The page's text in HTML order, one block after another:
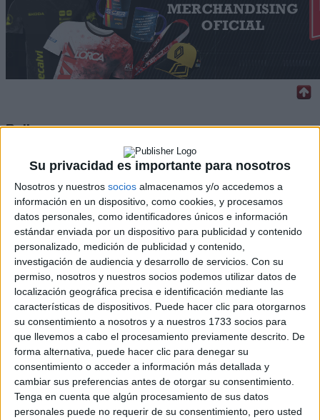
Su privacidad es importante para nosotros
Nosotros y nuestros socios almacenamos y/o accedemos a
información en un dispositivo, como cookies, y procesamos
datos personales, como identificadores únicos e información
estándar enviada por un dispositivo para publicidad y contenido
personalizado, medición de publicidad y contenido,
investigación de audiencia y desarrollo de servicios. Con su
permiso, nosotros y nuestros socios podemos utilizar datos de
localización geográfica precisa e identificación mediante las
características de dispositivos. Puede hacer clic para otorgarnos
su consentimiento a nosotros y a nuestros 1733 socios para
que llevemos a cabo el procesamiento previamente descrito. De
forma alternativa, puede hacer clic para denegar su
consentimiento o acceder a información más detallada y
cambiar sus preferencias antes de otorgar su consentimiento.
Tenga en cuenta que algún procesamiento de sus datos
personales puede no requerir de su consentimiento, pero usted
Rallyes
S-CER
ERC
CERA
CERT
Internacionales
Campeonatos Autonómicos
Históricos
Dakar
RallyCross
Circuitos
F1
Fórmula E
F2 / F3 / F4
Resistencia
Indycar
Otros